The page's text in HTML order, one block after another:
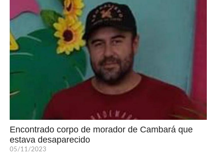
Encontrado corpo de morador de Cambará que
estava desaparecido
05/11/2023